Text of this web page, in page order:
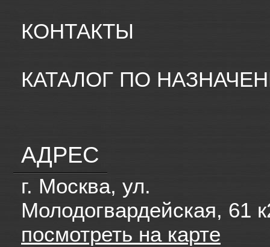
КОНТАКТЫ
КАТАЛОГ ПО
АДРЕС
г. Москва, ул.
Молодогвардейская, 61
посмотреть на карте